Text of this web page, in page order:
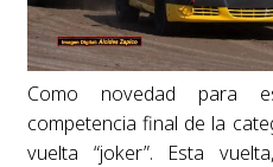
Como novedad para
competencia final de la
vuelta “joker”. Esta